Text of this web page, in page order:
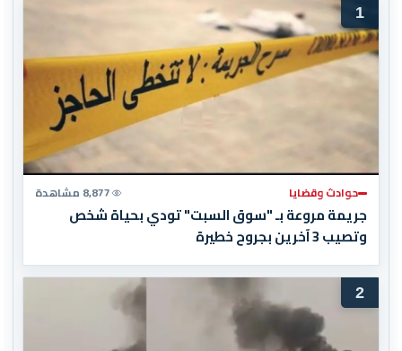
1
حوادث وقضايا 8,877 مشاهدة
جريمة مروعة بـ "سوق السبت" تودي بحياة شخص
وتصيب 3 آخرين بجروح خطيرة
2